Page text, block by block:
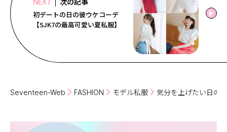
NEXT
初デートの日の彼ウケコーデ
【SJK7の最高可愛い夏私服】
Seventeen-Web FASHION モデル私服 気分を上げたい日の